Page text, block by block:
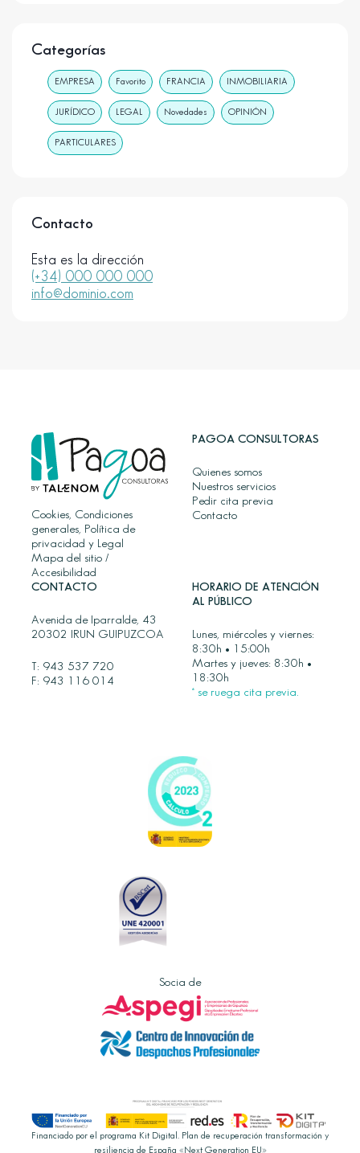
Categorías
EMPRESA Favorito FRANCIA INMOBILIARIA
JURÍDICO LEGAL Novedades OPINIÓN
PARTICULARES
Contacto
Esta es la dirección
(+34) 000 000 000
info@dominio.com
Cookies, Condiciones
generales, Política de
privacidad y Legal
Mapa del sitio /
Accesibilidad
PAGOA CONSULTORAS
Quienes somos
Nuestros servicios
Pedir cita previa
Contacto
CONTACTO
Avenida de Iparralde, 43
20302 IRUN GUIPUZCOA
T: 943 537 720
F: 943 116 014
HORARIO DE ATENCIÓN
AL PÚBLICO
Lunes, miércoles y viernes:
8:30h • 15:00h
Martes y jueves: 8:30h •
18:30h
* se ruega cita previa.
Socia de
Financiado por el programa Kit Digital. Plan de recuperación transformación y
resiliencia de España «Next Generation EU»